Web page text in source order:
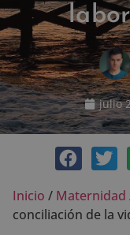
julio
Inicio / Maternidad
conciliación de la